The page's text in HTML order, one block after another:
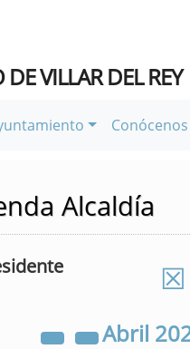
VILLAR DEL REY
Conócenos
Alcaldía
☒
Abril